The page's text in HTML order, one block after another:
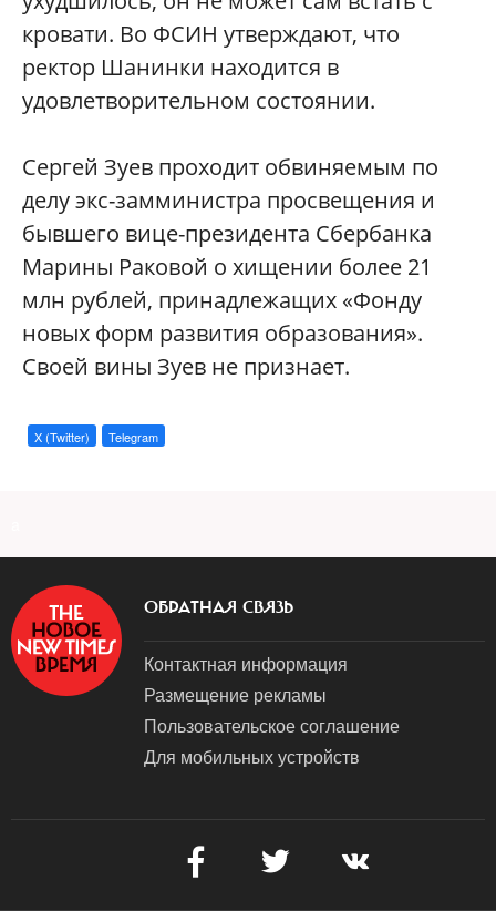
кровати. Во ФСИН утверждают, что
ректор Шанинки находится в
удовлетворительном состоянии.
Сергей Зуев проходит обвиняемым по
делу экс-замминистра просвещения и
бывшего вице-президента Сбербанка
Марины Раковой о хищении более 21
млн рублей, принадлежащих «Фонду
новых форм развития образования».
Своей вины Зуев не признает.
X (Twitter) Telegram
ОБРАТНАЯ СВЯЗЬ
Контактная информация
Размещение рекламы
Пользовательское соглашение
Для мобильных устройств